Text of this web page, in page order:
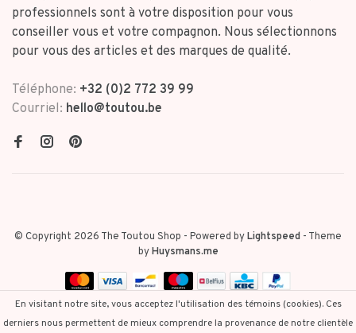
professionnels sont à votre disposition pour vous
conseiller vous et votre compagnon. Nous sélectionnons
pour vous des articles et des marques de qualité.
Téléphone: +32 (0)2 772 39 99
Courriel: hello@toutou.be
© Copyright 2026 The Toutou Shop - Powered byLightspeed - Theme
byHuysmans.me
En visitant notre site, vous acceptez l'utilisation des témoins (cookies). Ces
derniers nous permettent de mieux comprendre la provenance de notre clientèle